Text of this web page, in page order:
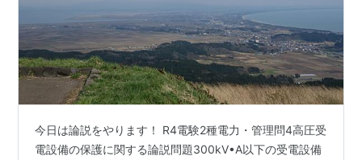
今日は論説をやります！ R4電験2種電力・管理問4高圧受
電設備の保護に関する論説問題300kV•A以下の受電設備